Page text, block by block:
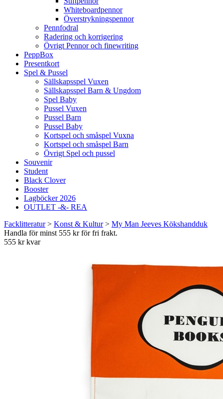
Whiteboardpennor
Överstrykningspennor
Pennfodral
Radering och korrigering
Övrigt Pennor och finewriting
PeppBox
Presentkort
Spel & Pussel
Sällskapsspel Vuxen
Sällskapsspel Barn & Ungdom
Spel Baby
Pussel Vuxen
Pussel Barn
Pussel Baby
Kortspel och småspel Vuxna
Kortspel och småspel Barn
Övrigt Spel och pussel
Souvenir
Student
Black Clover
Booster
Lagböcker 2026
OUTLET -&- REA
Facklitteratur> Konst & Kultur> My Man Jeeves Kökshandduk
Handla för minst 555 kr för fri frakt.
555 kr kvar